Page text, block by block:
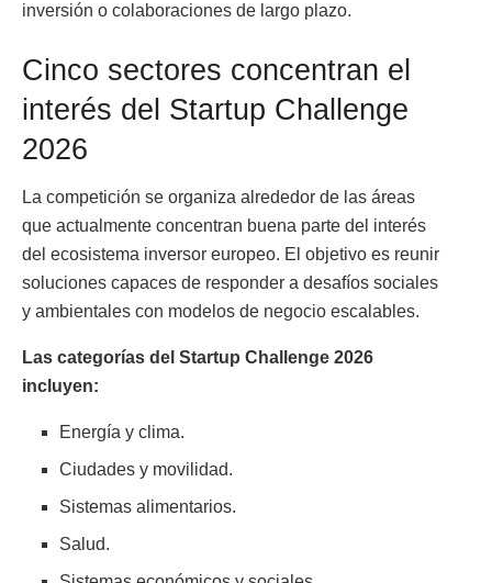
inversión o colaboraciones de largo plazo.
Cinco sectores concentran el
interés del Startup Challenge
2026
La competición se organiza alrededor de las áreas
que actualmente concentran buena parte del interés
del ecosistema inversor europeo. El objetivo es reunir
soluciones capaces de responder a desafíos sociales
y ambientales con modelos de negocio escalables.
Las categorías del Startup Challenge 2026
incluyen:
Energía y clima.
Ciudades y movilidad.
Sistemas alimentarios.
Salud.